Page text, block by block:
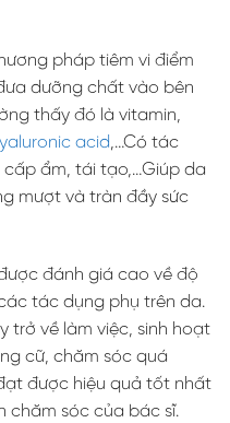
pháp tiêm vi điểm
dưỡng chất vào bên
thấy đó là vitamin,
acid,…Có tác
ẩm, tái tạo,…Giúp da
mượt và tràn đầy sức
đánh giá cao về độ
tác dụng phụ trên da.
trở về làm việc, sinh hoạt
cữ, chăm sóc quá
được hiệu quả tốt nhất
chăm sóc của bác sĩ.